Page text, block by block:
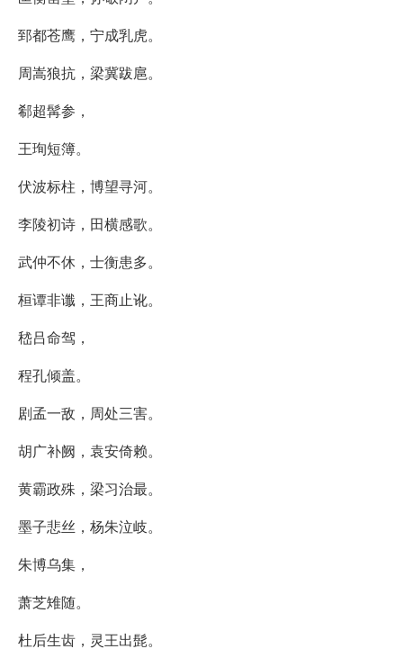
郅都苍鹰，宁成乳虎。
周嵩狼抗，梁冀跋扈。
郗超髯参，
王珣短簿。
伏波标柱，博望寻河。
李陵初诗，田横感歌。
武仲不休，士衡患多。
桓谭非谶，王商止讹。
嵇吕命驾，
程孔倾盖。
剧孟一敌，周处三害。
胡广补阙，袁安倚赖。
黄霸政殊，梁习治最。
墨子悲丝，杨朱泣岐。
朱博乌集，
萧芝雉随。
杜后生齿，灵王出髭。